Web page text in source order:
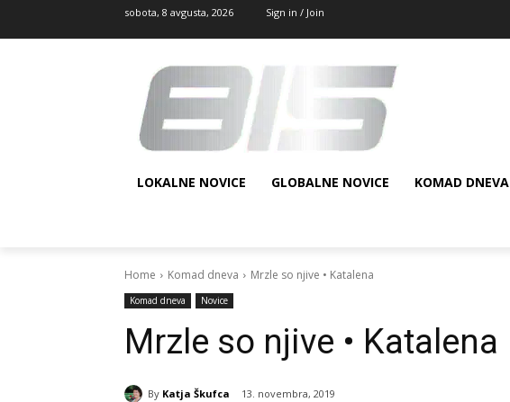
sobota, 8 avgusta, 2026 Sign in / Join
LOKALNE NOVICE GLOBALNE NOVICE KOMAD DNEVA
Home Komad dneva Mrzle so njive • Katalena
Komad dneva Novice
Mrzle so njive • Katalena
By Katja Škufca 13. novembra, 2019